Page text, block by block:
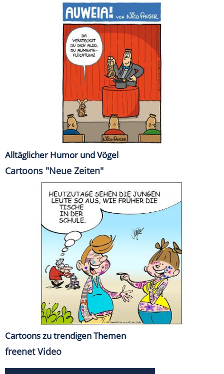
Alltäglicher Humor und Vögel
Cartoons "Neue Zeiten"
Cartoons zu trendigen Themen
freenet Video